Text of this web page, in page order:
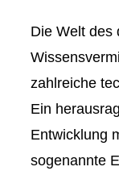
Die Welt des
zahlreiche
Ein
Entwicklung
sogenannte